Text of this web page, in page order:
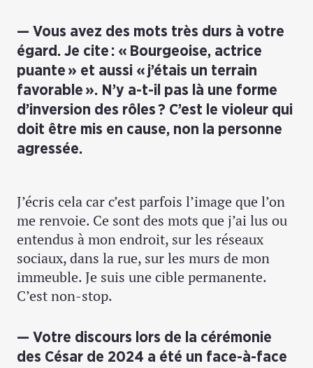
Vous avez des mots très durs à votre
égard. Je cite : « Bourgeoise, actrice
puante » et aussi « j’étais un terrain
favorable ». N’y a-t-il pas là une forme
d’inversion des rôles ? C’est le violeur qui
doit être mis en cause, non la personne
agressée.
J’écris cela car c’est parfois l’image que l’on
me renvoie. Ce sont des mots que j’ai lus ou
entendus à mon endroit, sur les réseaux
sociaux, dans la rue, sur les murs de mon
immeuble. Je suis une cible permanente.
C’est non-stop.
Votre discours lors de la cérémonie
des César de 2024 a été un face-à-face